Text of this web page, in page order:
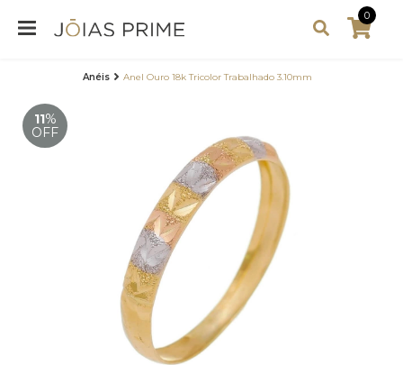
0
Anéis Anel Ouro 18k Tricolor Trabalhado 3.10mm
11%
OFF